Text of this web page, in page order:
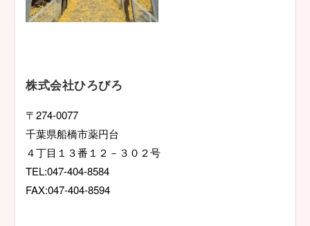
株式会社ひろびろ
〒274-0077
千葉県船橋市薬円台
４丁目１３番１２－３０２号
TEL:047-404-8584
FAX:047-404-8594